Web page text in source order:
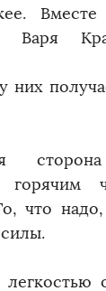
Варя
них
что